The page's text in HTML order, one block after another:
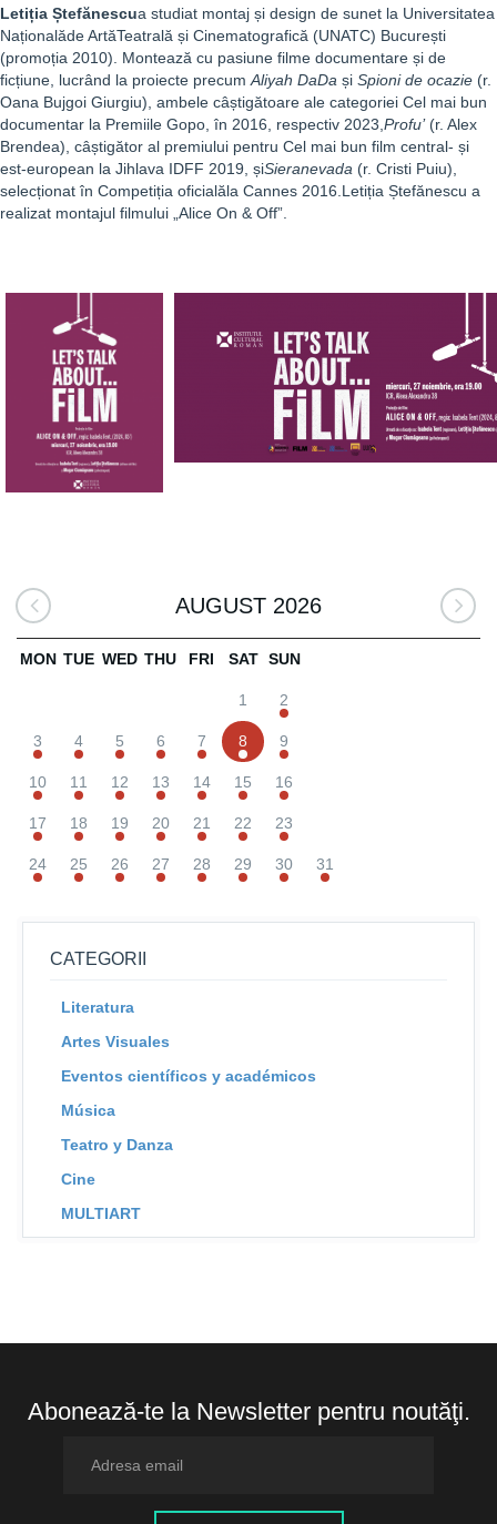
Letiția Ștefănescua studiat montaj și design de sunet la Universitatea
Naționalăde ArtăTeatrală și Cinematografică (UNATC) București
(promoția 2010). Montează cu pasiune filme documentare și de
ficțiune, lucrând la proiecte precum Aliyah DaDa și Spioni de ocazie (r.
Oana Bujgoi Giurgiu), ambele câștigătoare ale categoriei Cel mai bun
documentar la Premiile Gopo, în 2016, respectiv 2023, Profu’(r. Alex
Brendea), câștigător al premiului pentru Cel mai bun film central- și
est-european la Jihlava IDFF 2019, șiSieranevada (r. Cristi Puiu),
selecționat în Competiția oficialăla Cannes 2016.Letiția Ștefănescu a
realizat montajul filmului „Alice On & Off”.
AUGUST 2026
MON TUE WED THU FRI SAT SUN
1 2
3 4 5 6 7 8 9
10 11 12 13 14 15 16
17 18 19 20 21 22 23
24 25 26 27 28 29 30 31
CATEGORII
Literatura
Artes Visuales
Eventos científicos y académicos
Música
Teatro y Danza
Cine
MULTIART
Abonează-te la Newsletter pentru noutăţi.